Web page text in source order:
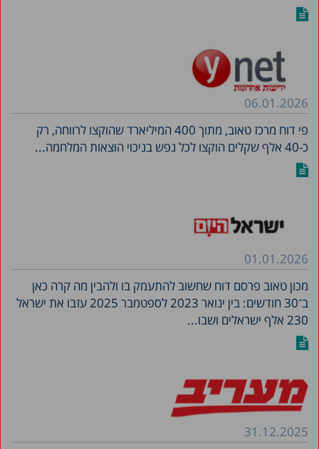
06.01.2026
פי דוח מרכז טאוב, מתוך 400 המיליארד שהוקצו לרווחה, רק
כ-40 אלף שקלים הוקצו לכל נפש בניכוי הוצאות המלחמה...
01.01.2026
מכון טאוב פרסם דוח שחשוב להתעמק בו ולהבין מה קרה כאן
ב־30 חודשים: בין ינואר 2023 לספטמבר 2025 עזבו את ישראל
230 אלף ישראלים ושבו...
31.12.2025